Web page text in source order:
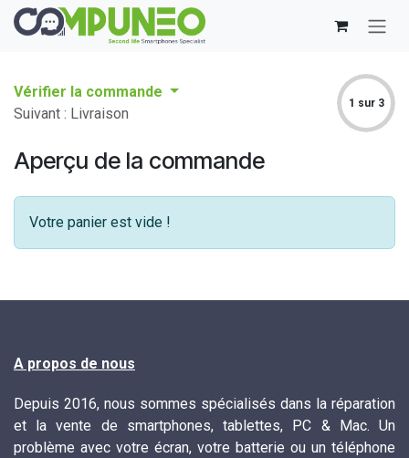
Se rendre au contenu
Vérifier la commande
Suivant : Livraison
1 sur 3
Aperçu de la commande
Votre panier est vide !
A propos de nous
Depuis 2016, nous sommes spécialisés dans la réparation
et la vente de smartphones, tablettes, PC & Mac. Un
problème avec votre écran, votre batterie ou un téléphone